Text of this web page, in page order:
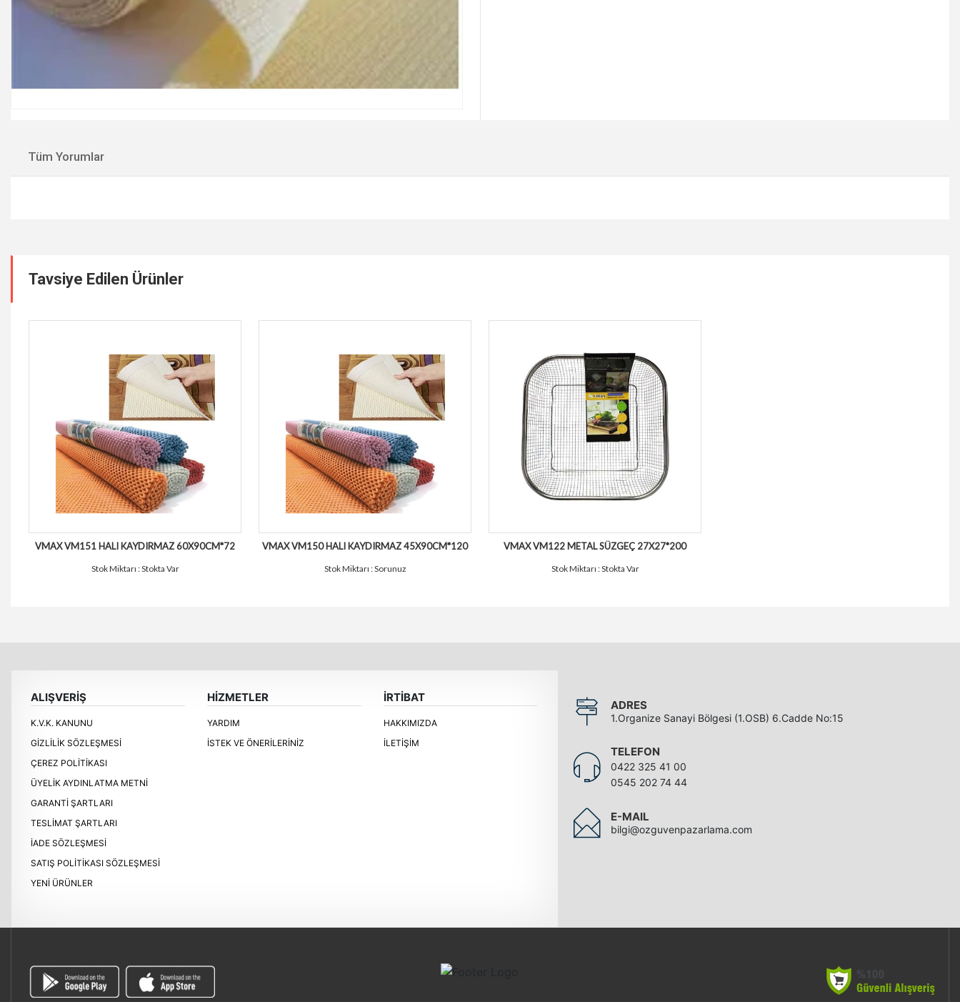
Tüm Yorumlar
Tavsiye Edilen Ürünler
VMAX VM151 HALI KAYDIRMAZ 60X90CM*72
Stok Miktarı : Stokta Var
VMAX VM150 HALI KAYDIRMAZ 45X90CM*120
Stok Miktarı : Sorunuz
VMAX VM122 METAL SÜZGEÇ 27X27*200
Stok Miktarı : Stokta Var
ALIŞVERİŞ
K.V.K. KANUNU
GIZLILIK SÖZLEŞMESI
ÇEREZ POLITIKASI
ÜYELIK AYDINLATMA METNI
GARANTI ŞARTLARI
TESLIMAT ŞARTLARI
İADE SÖZLEŞMESI
SATIŞ POLITIKASI SÖZLEŞMESI
YENI ÜRÜNLER
HİZMETLER
YARDIM
İSTEK VE ÖNERILERINIZ
İRTİBAT
HAKKIMIZDA
İLETIŞIM
ADRES
1.Organize Sanayi Bölgesi (1.OSB) 6.Cadde No:15
TELEFON
0422 325 41 00
0545 202 74 44
E-MAIL
bilgi@ozguvenpazarlama.com